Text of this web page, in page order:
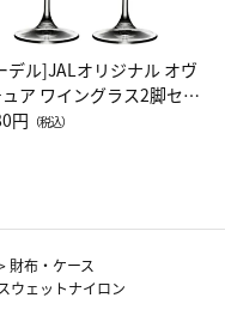
デル]JALオリジナル オヴ
ア ワイングラス2脚セッ
ッドワイン）
円 （税込）
財布・ケース
ウェットナイロン